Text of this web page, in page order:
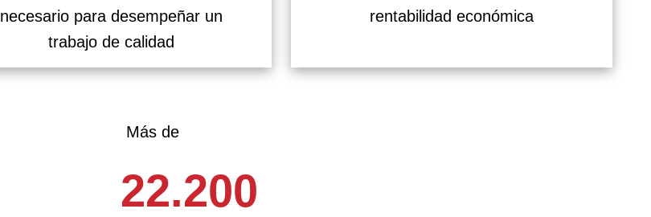
necesario para desempeñar un
trabajo de calidad
rentabilidad económica
Más de
22.200